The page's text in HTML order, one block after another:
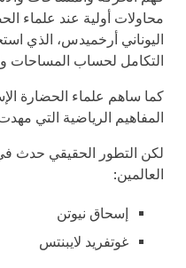
محاولات أولية عند علماء
اليوناني أرخميدس، الذي
التكامل لحساب المساحات
كما ساهم علماء الحضارة
المفاهيم الرياضية التي
لكن التطور الحقيقي حدث
العالمين:
إسحاق نيوتن
غوتفريد لايبنتس